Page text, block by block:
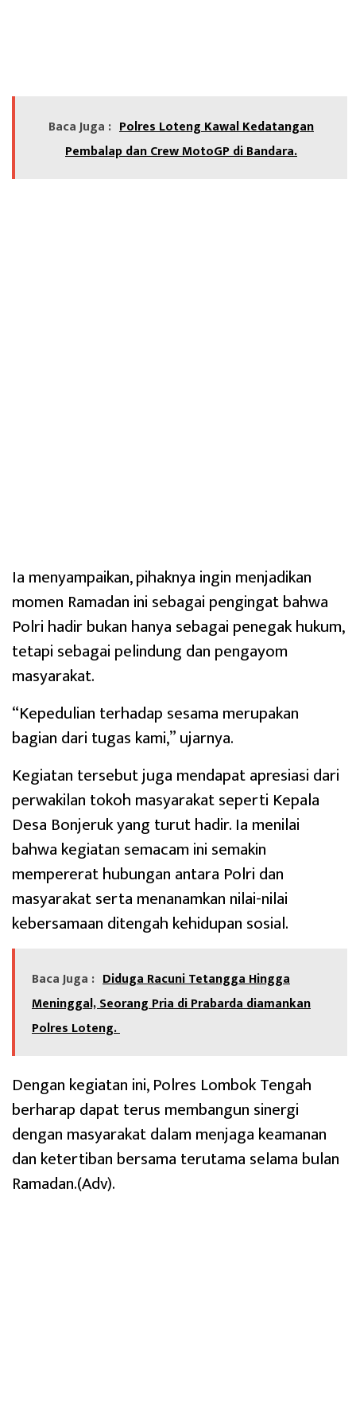
Baca Juga : Polres Loteng Kawal Kedatangan
Pembalap dan Crew MotoGP di Bandara.
Ia menyampaikan, pihaknya ingin menjadikan
momen Ramadan ini sebagai pengingat bahwa
Polri hadir bukan hanya sebagai penegak hukum,
tetapi sebagai pelindung dan pengayom
masyarakat.
“Kepedulian terhadap sesama merupakan
bagian dari tugas kami,” ujarnya.
Kegiatan tersebut juga mendapat apresiasi dari
perwakilan tokoh masyarakat seperti Kepala
Desa Bonjeruk yang turut hadir. Ia menilai
bahwa kegiatan semacam ini semakin
mempererat hubungan antara Polri dan
masyarakat serta menanamkan nilai-nilai
kebersamaan ditengah kehidupan sosial.
Baca Juga : ‎Diduga Racuni Tetangga Hingga
Meninggal, Seorang Pria di Prabarda diamankan
Polres Loteng.
Dengan kegiatan ini, Polres Lombok Tengah
berharap dapat terus membangun sinergi
dengan masyarakat dalam menjaga keamanan
dan ketertiban bersama terutama selama bulan
Ramadan.(Adv).